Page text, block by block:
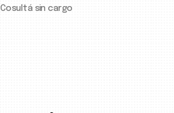
Cosultá sin cargo